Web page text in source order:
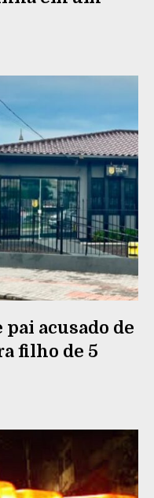
acusado de
filho de 5